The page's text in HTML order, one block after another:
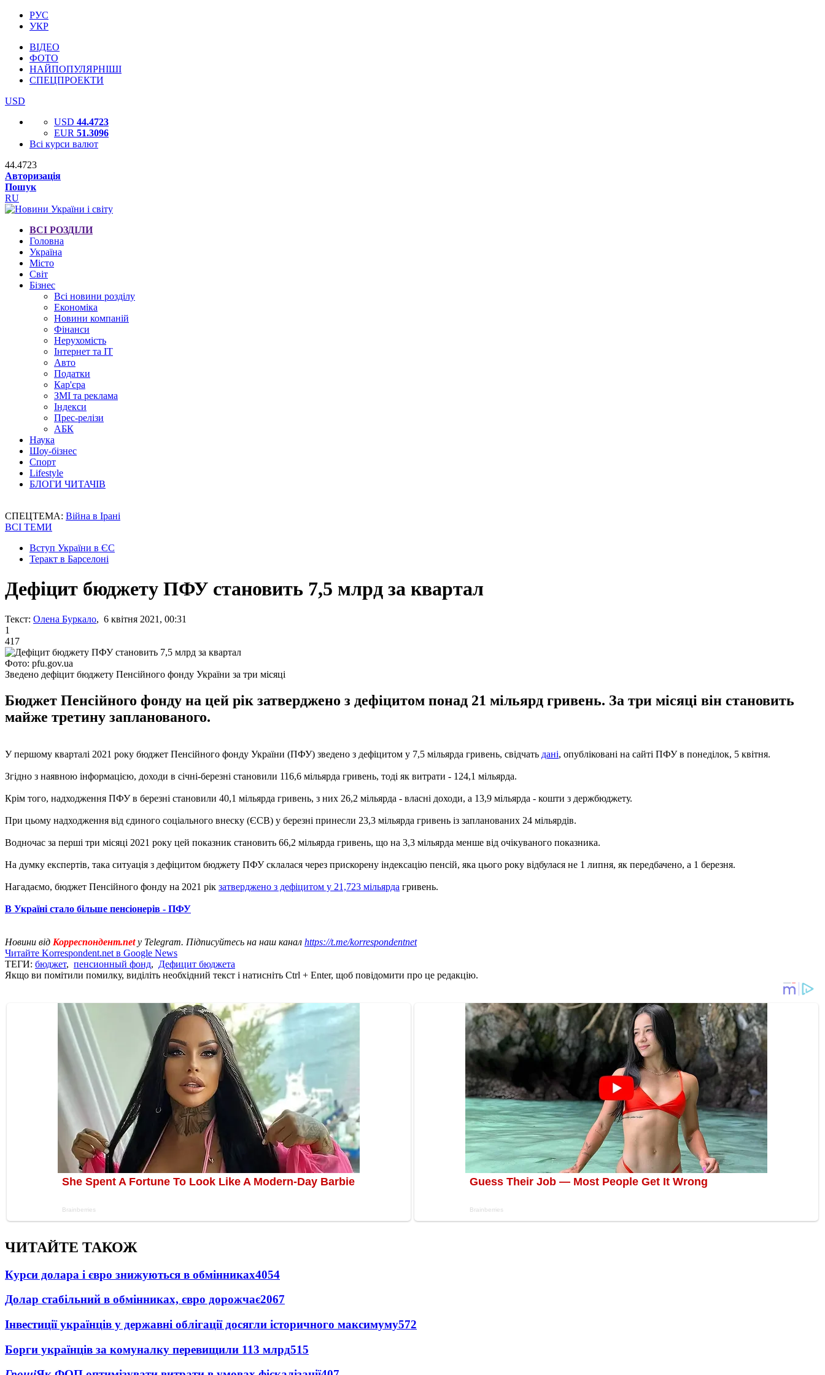
РУС
УКР
ВІДЕО
ФОТО
НАЙПОПУЛЯРНІШІ
СПЕЦПРОЕКТИ
USD
USD 44.4723
EUR 51.3096
Всі курси валют
44.4723
Авторизація
Пошук
RU
ВСІ РОЗДІЛИ
Головна
Україна
Місто
Світ
Бізнес
Всі новини розділу
Економіка
Новини компаній
Фінанси
Нерухомість
Інтернет та IT
Авто
Податки
Кар'єра
ЗМІ та реклама
Індекси
Прес-релізи
АБК
Наука
Шоу-бізнес
Спорт
Lifestyle
БЛОГИ ЧИТАЧІВ
СПЕЦТЕМА: Війна в Ірані
ВСІ ТЕМИ
Вступ України в ЄС
Теракт в Барселоні
Дефіцит бюджету ПФУ становить 7,5 млрд за квартал
Текст: Олена Буркало, 6 квітня 2021, 00:31
1
417
Фото: pfu.gov.ua
Зведено дефіцит бюджету Пенсійного фонду України за три місяці
Бюджет Пенсійного фонду на цей рік затверджено з дефіцитом понад 21 мільярд гривень. За три місяці він становить
майже третину запланованого.
У першому кварталі 2021 року бюджет Пенсійного фонду України (ПФУ) зведено з дефіцитом у 7,5 мільярда гривень, свідчать дані, опубліковані на сайті ПФУ в понеділок, 5 квітня.
Згідно з наявною інформацією, доходи в січні-березні становили 116,6 мільярда гривень, тоді як витрати - 124,1 мільярда.
Крім того, надходження ПФУ в березні становили 40,1 мільярда гривень, з них 26,2 мільярда - власні доходи, а 13,9 мільярда - кошти з держбюджету.
При цьому надходження від єдиного соціального внеску (ЄСВ) у березні принесли 23,3 мільярда гривень із запланованих 24 мільярдів.
Водночас за перші три місяці 2021 року цей показник становить 66,2 мільярда гривень, що на 3,3 мільярда менше від очікуваного показника.
На думку експертів, така ситуація з дефіцитом бюджету ПФУ склалася через прискорену індексацію пенсій, яка цього року відбулася не 1 липня, як передбачено, а 1 березня.
Нагадаємо, бюджет Пенсійного фонду на 2021 рік затверджено з дефіцитом у 21,723 мільярда гривень.
В Україні стало більше пенсіонерів - ПФУ
Новини від Корреспондент.netу Telegram. Підписуйтесь на наш канал https://t.me/korrespondentnet
Читайте Korrespondent.net в Google News
ТЕГИ: бюджет, пенсионный фонд, Дефицит бюджета
Якщо ви помітили помилку, виділіть необхідний текст і натисніть Ctrl + Enter, щоб повідомити про це редакцію.
ЧИТАЙТЕ ТАКОЖ
Курси долара і євро знижуються в обмінниках4054
Долар стабільний в обмінниках, євро дорожчає2067
Інвестиції українців у державні облігації досягли історичного максимуму572
Борги українців за комуналку перевищили 113 млрд515